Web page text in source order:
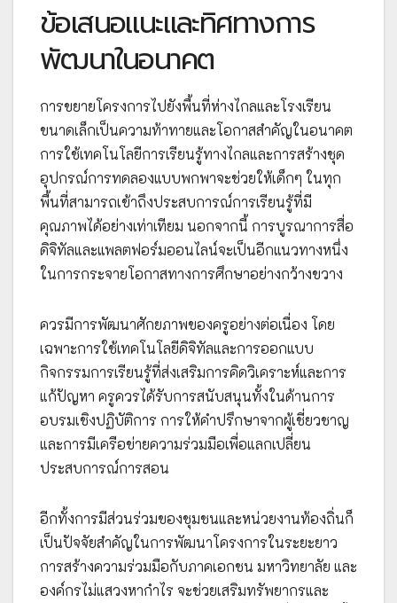
ข้อเสนอแนะและทิศทางการ
พัฒนาในอนาคต
การขยายโครงการไปยังพื้นที่ห่างไกลและโรงเรียน
ขนาดเล็กเป็นความท้าทายและโอกาสสำคัญในอนาคต
การใช้เทคโนโลยีการเรียนรู้ทางไกลและการสร้างชุด
อุปกรณ์การทดลองแบบพกพาจะช่วยให้เด็กๆ ในทุก
พื้นที่สามารถเข้าถึงประสบการณ์การเรียนรู้ที่มี
คุณภาพได้อย่างเท่าเทียม นอกจากนี้ การบูรณาการสื่อ
ดิจิทัลและแพลตฟอร์มออนไลน์จะเป็นอีกแนวทางหนึ่ง
ในการกระจายโอกาสทางการศึกษาอย่างกว้างขวาง
ควรมีการพัฒนาศักยภาพของครูอย่างต่อเนื่อง โดย
เฉพาะการใช้เทคโนโลยีดิจิทัลและการออกแบบ
กิจกรรมการเรียนรู้ที่ส่งเสริมการคิดวิเคราะห์และการ
แก้ปัญหา ครูควรได้รับการสนับสนุนทั้งในด้านการ
อบรมเชิงปฏิบัติการ การให้คำปรึกษาจากผู้เชี่ยวชาญ
และการมีเครือข่ายความร่วมมือเพื่อแลกเปลี่ยน
ประสบการณ์การสอน
อีกทั้งการมีส่วนร่วมของชุมชนและหน่วยงานท้องถิ่นก็
เป็นปัจจัยสำคัญในการพัฒนาโครงการในระยะยาว
การสร้างความร่วมมือกับภาคเอกชน มหาวิทยาลัย และ
องค์กรไม่แสวงหากำไร จะช่วยเสริมทรัพยากรและ